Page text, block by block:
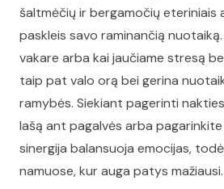
šaltmėčių ir bergamočių eteriniais
paskleis savo raminančią
vakare arba kai jaučiame stresą
taip pat valo orą bei gerina
ramybės. Siekiant pagerinti
lašą ant pagalvės arba pagarinkite
sinergija balansuoja emocijas,
namuose, kur auga patys mažiausi.